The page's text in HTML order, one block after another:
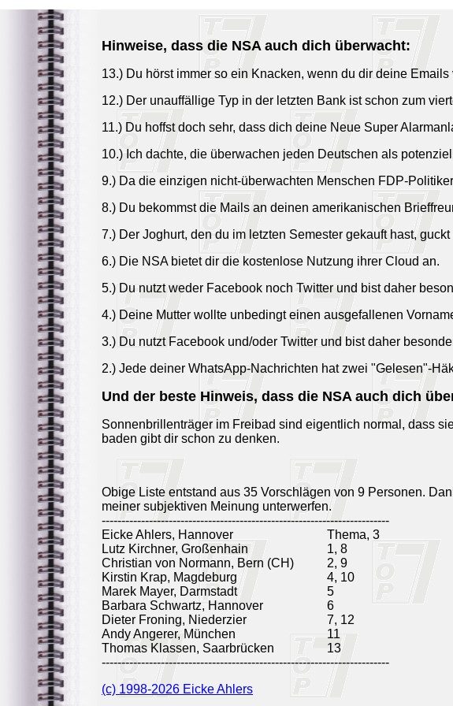
Hinweise, dass die NSA auch dich überwacht:
13.) Du hörst immer so ein Knacken, wenn du dir deine Emails
12.) Der unauffällige Typ in der letzten Bank ist schon zum
11.) Du hoffst doch sehr, dass dich deine Neue Super
10.) Ich dachte, die überwachen jeden Deutschen als
9.) Da die einzigen nicht-überwachten Menschen FDP-
8.) Du bekommst die Mails an deinen amerikanischen
7.) Der Joghurt, den du im letzten Semester gekauft hast,
6.) Die NSA bietet dir die kostenlose Nutzung ihrer Cloud an.
5.) Du nutzt weder Facebook noch Twitter und bist daher
4.) Deine Mutter wollte unbedingt einen ausgefallenen
3.) Du nutzt Facebook und/oder Twitter und bist daher
2.) Jede deiner WhatsApp-Nachrichten hat zwei "Gelesen"-
Und der beste Hinweis, dass die NSA auch dich
Sonnenbrillenträger im Freibad sind eigentlich normal, dass
baden gibt dir schon zu denken.
Obige Liste entstand aus 35 Vorschlägen von 9 Personen.
meiner subjektiven Meinung unterwerfen.
-------------------------------------------------------------------------
Eicke Ahlers, Hannover
Thema, 3
Lutz Kirchner, Großenhain
1, 8
Christian von Normann, Bern (CH)
2, 9
Kirstin Krap, Magdeburg
4, 10
Marek Mayer, Darmstadt
5
Barbara Schwartz, Hannover
6
Dieter Froning, Niederzier
7, 12
Andy Angerer, München
11
Thomas Klassen, Saarbrücken
13
-------------------------------------------------------------------------
(c) 1998-2026 Eicke Ahlers